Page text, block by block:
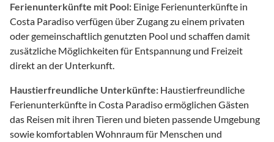
Ferienunterkünfte mit Pool: Einige Ferienunterkünfte in
Costa Paradiso verfügen über Zugang zu einem privaten
oder gemeinschaftlich genutzten Pool und schaffen damit
zusätzliche Möglichkeiten für Entspannung und Freizeit
direkt an der Unterkunft.
Haustierfreundliche Unterkünfte: Haustierfreundliche
Ferienunterkünfte in Costa Paradiso ermöglichen Gästen
das Reisen mit ihren Tieren und bieten passende Umgebung
sowie komfortablen Wohnraum für Menschen und